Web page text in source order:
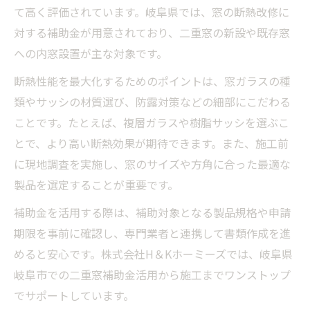
て高く評価されています。岐阜県では、窓の断熱改修に
対する補助金が用意されており、二重窓の新設や既存窓
への内窓設置が主な対象です。
断熱性能を最大化するためのポイントは、窓ガラスの種
類やサッシの材質選び、防露対策などの細部にこだわる
ことです。たとえば、複層ガラスや樹脂サッシを選ぶこ
とで、より高い断熱効果が期待できます。また、施工前
に現地調査を実施し、窓のサイズや方角に合った最適な
製品を選定することが重要です。
補助金を活用する際は、補助対象となる製品規格や申請
期限を事前に確認し、専門業者と連携して書類作成を進
めると安心です。株式会社H＆Kホーミーズでは、岐阜県
岐阜市での二重窓補助金活用から施工までワンストップ
でサポートしています。